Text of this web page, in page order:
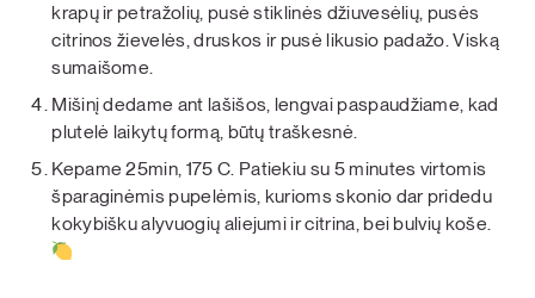
krapų ir petražolių, pusė stiklinės džiuvesėlių, pusės
citrinos žievelės, druskos ir pusė likusio padažo. Viską
sumaišome.
Mišinį dedame ant lašišos, lengvai paspaudžiame, kad
plutelė laikytų formą, būtų traškesnė.
Kepame 25min, 175 C. Patiekiu su 5 minutes virtomis
šparaginėmis pupelėmis, kurioms skonio dar pridedu
kokybišku alyvuogių aliejumi ir citrina, bei bulvių koše.